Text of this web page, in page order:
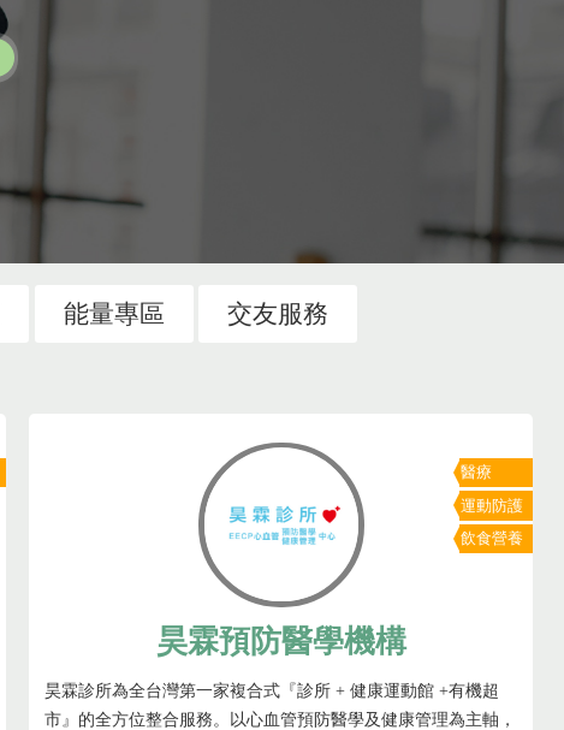
能量專區 交友服務
醫療
運動防護
飲食營養
昊霖預防醫學機構
昊霖診所為全台灣第一家複合式『診所 + 健康運動館 +有機超
市』的全方位整合服務。以心血管預防醫學及健康管理為主軸，